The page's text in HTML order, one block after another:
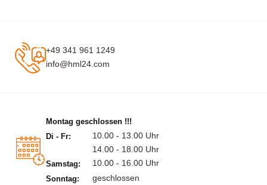
+49 341 961 1249
info@hml24.com
Montag geschlossen !!!
Di - Fr:
10.00 - 13.00 Uhr
14.00 - 18.00 Uhr
Samstag: 10.00 - 16.00 Uhr
Sonntag: geschlossen